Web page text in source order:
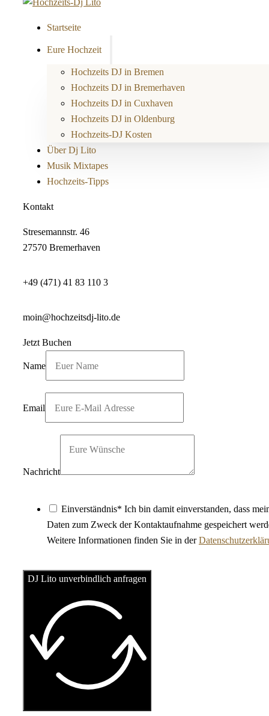
Startseite
Eure Hochzeit
Hochzeits DJ in Bremen
Hochzeits DJ in Bremerhaven
Hochzeits DJ in Cuxhaven
Hochzeits DJ in Oldenburg
Hochzeits-DJ Kosten
Über Dj Lito
Musik Mixtapes
Hochzeits-Tipps
Kontakt
Stresemannstr. 46
27570 Bremerhaven
+49 (471) 41 83 110 3
moin@hochzeitsdj-lito.de
Jetzt Buchen
Name
Email
Nachricht
Einverständnis* Ich bin damit einverstanden, dass
Daten zum Zweck der Kontaktaufnahme gespeichert
Weitere Informationen finden Sie in der
DJ Lito unverbindlich anfragen